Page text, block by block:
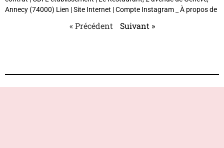
Annecy (74000) Lien | Site Internet | Compte Instagram _ À propos de
« Précédent Suivant »